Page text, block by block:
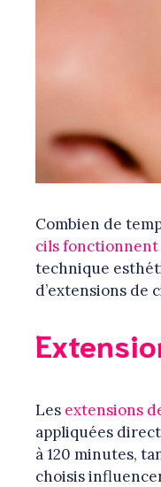
Combien de
cils fonctionnent
technique
d’extensions de
Les extensions
appliquées
à 120 minutes,
choisis